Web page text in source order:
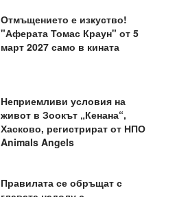
Отмъщението е изкуство!
"Аферата Томас Краун" от 5
март 2027 само в кината
Неприемливи условия на
живот в Зоокът „Кенана“,
Хасково, регистрират от НПО
Animals Angels
Правилата се обръщат с